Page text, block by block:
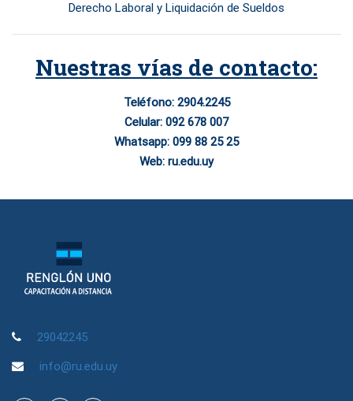
Derecho Laboral y Liquidación de Sueldos
Nuestras vías de contacto:
Teléfono: 2904.2245
Celular: 092 678 007
Whatsapp: 099 88 25 25
Web: ru.edu.uy
29042245
info@ru.edu.uy